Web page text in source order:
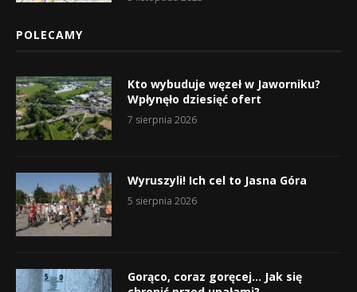
POLECAMY
Kto wybuduje węzeł w Jaworniku?
Wpłynęło dziesięć ofert
7 sierpnia 2026
Wyruszyli! Ich cel to Jasna Góra
5 sierpnia 2026
Gorąco, coraz goręcej… Jak się